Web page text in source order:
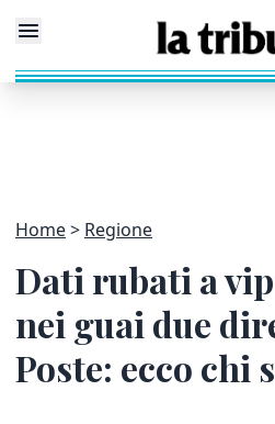
Home Regione
Dati rubati a
nei guai due
Poste: ecco chi